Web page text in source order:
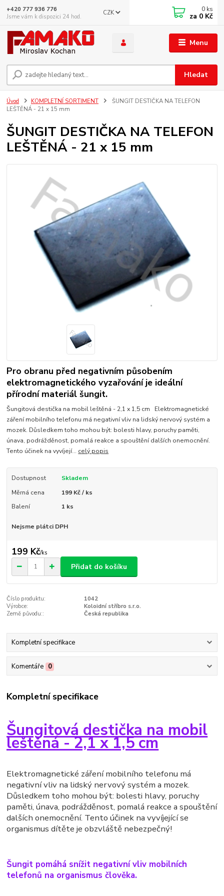
Menu
CZK
Hledat
+420 777 936 776
Jsme vám k dispozici 24 hod.
0 ks
za 0 Kč
Úvod KOMPLETNÍ SORTIMENT
ŠUNGIT DESTIČKA NA TELEFON
LEŠTĚNÁ - 21 x 15 mm
ŠUNGIT DESTIČKA NA TELEFON
LEŠTĚNÁ - 21 x 15 mm
Pro obranu před negativním působením
elektromagnetického vyzařování je ideální
přírodní materiál šungit.
Šungitová destička na mobil leštěná - 2,1 x 1,5 cm Elektromagnetické
záření mobilního telefonu má negativní vliv na lidský nervový systém a
mozek. Důsledkem toho mohou být: bolesti hlavy, poruchy paměti,
únava, podrážděnost, pomalá reakce a spouštění dalších onemocnění.
Tento účinek na vyvíjejí... celý popis
Dostupnost
Skladem
Měrná cena
199 Kč / ks
Balení
1 ks
Nejsme plátci DPH
199 Kč/ks
Přidat do košíku
Číslo produktu:
1042
Výrobce:
Koloidní stříbro s.r.o.
Země původu::
Česká republika
Kompletní specifikace
Komentáře 0
Kompletní specifikace
Šungitová destička na mobil
leštěná - 2,1 x 1,5 cm
Elektromagnetické záření mobilního telefonu má
negativní vliv na lidský nervový systém a mozek.
Důsledkem toho mohou být: bolesti hlavy, poruchy
paměti, únava, podrážděnost, pomalá reakce a spouštění
dalších onemocnění. Tento účinek na vyvíjející se
organismus dítěte je obzvláště nebezpečný!
Šungit pomáhá snížit negativní vliv mobilních
telefonů na organismus člověka.